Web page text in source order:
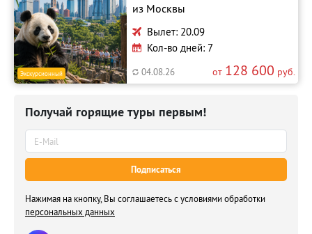
Экскурсионный
из Москвы
Вылет: 20.09
Кол-во дней: 7
04.08.26 от 128 600 руб.
Получай горящие туры первым!
Подписаться
Нажимая на кнопку, Вы соглашаетесь с условиями обработки
персональных данных